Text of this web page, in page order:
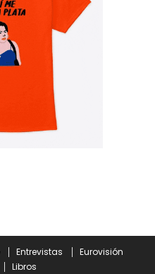
Entrevistas
Eurovisión
Libros